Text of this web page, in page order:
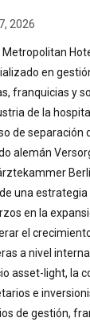
2026
Metropolitan
en
franquicias y
de la
de separación
alemán
una
en la
el
a nivel
asset-light, la
e
de gestión,